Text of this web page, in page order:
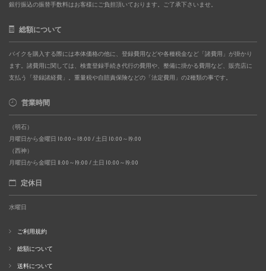
銀行振込の振替手数料はお客様にご負担頂いております。ご了承下さいませ。
総額について
バイクを購入する際には本体価格の他に、登録費用などや各種税金など「諸費用」が掛かり
ます。諸費用に関しては、検査登録手続き代行の費用や、整備に掛かる費用など、販売店に
支払う「登録諸経費」。重量税や自賠責保険などの「法定費用」の2種類の事です。
営業時間
（明石）
月曜日から金曜日 10:00～18:00 / 土日 10:00～19:00
（西神）
月曜日から金曜日 11:00～19:00 / 土日 10:00～19:00
定休日
水曜日
ご利用規約
総額について
送料について